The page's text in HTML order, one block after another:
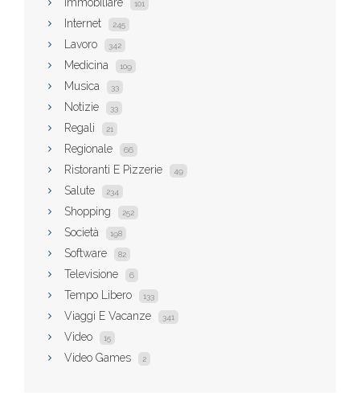
101
Internet 245
Lavoro 342
Medicina 109
Musica 33
Notizie 33
Regali 21
Regionale 66
Ristoranti E Pizzerie 49
Salute 234
Shopping 252
Società 198
Software 82
Televisione 6
Tempo Libero 133
Viaggi E Vacanze 341
Video 15
Video Games 2